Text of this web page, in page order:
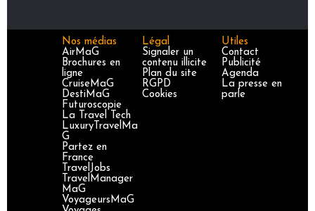
Nos médias
AirMaG
Brochures en
ligne
CruiseMaG
DestiMaG
Futuroscopie
La Travel Tech
LuxuryTravelMa
G
Partez en
France
TravelJobs
TravelManager
MaG
VoyageursMaG
Légal
Signaler un
contenu illicite
Plan du site
RGPD
Cookies
Utiles
Contact
Publicité
Agenda
La presse en
parle